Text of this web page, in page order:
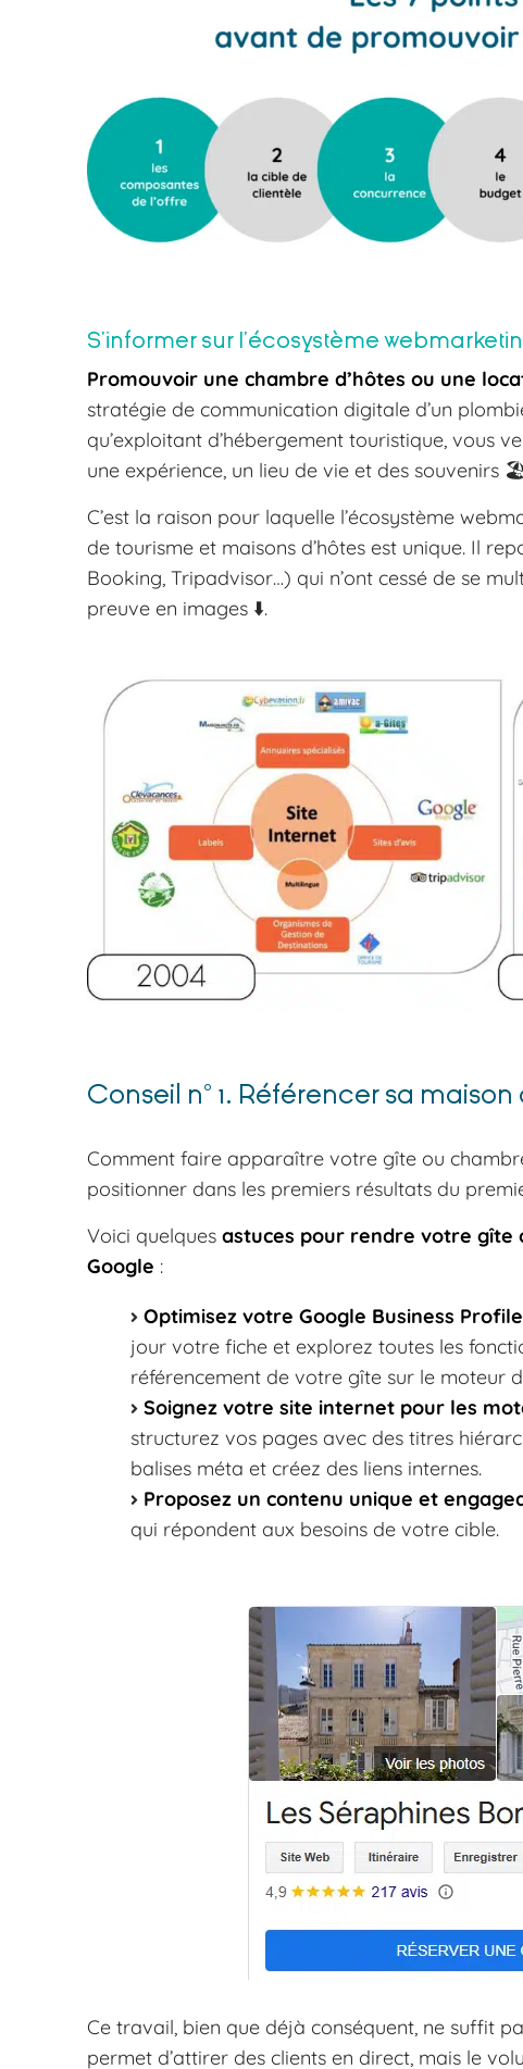
S’informer sur l’écosystème
Promouvoir une chambre d’hôtes ou une
stratégie de communication digitale d’un
qu’exploitant d’hébergement touristique, vous
une expérience, un lieu de vie et des souvenirs
C’est la raison pour laquelle l’écosystème
de tourisme et maisons d’hôtes est unique. Il
Booking, Tripadvisor…) qui n’ont cessé de se
preuve en images ⬇️.
Conseil n° 1. Référencer sa
Comment faire apparaître votre gîte ou
positionner dans les premiers résultats du
Voici quelques astuces pour rendre votre gîte
Google :
Optimisez votre Google Business Profile
jour votre fiche et explorez toutes les
référencement de votre gîte sur le moteur
Soignez votre site internet pour les
structurez vos pages avec des titres
balises méta et créez des liens internes.
Proposez un contenu unique et
qui répondent aux besoins de votre cible.
Ce travail, bien que déjà conséquent, ne suffit
permet d’attirer des clients en direct, mais le